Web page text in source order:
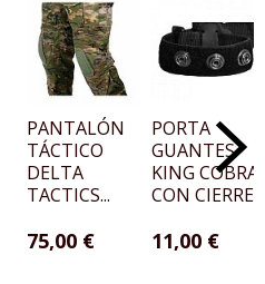
PANTALÓN
TÁCTICO
DELTA
TACTICS...
75,00 €
PORTA
GUANTES
KING COBRA
CON CIERRE...
11,00 €